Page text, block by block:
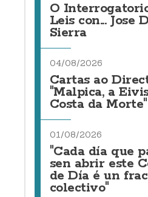
O
Leis con... Jose
Sierra
04/08/2026
Cartas ao
"Malpica, a
Costa da Morte"
01/08/2026
"Cada día que
sen abrir este
de Día é un
colectivo"